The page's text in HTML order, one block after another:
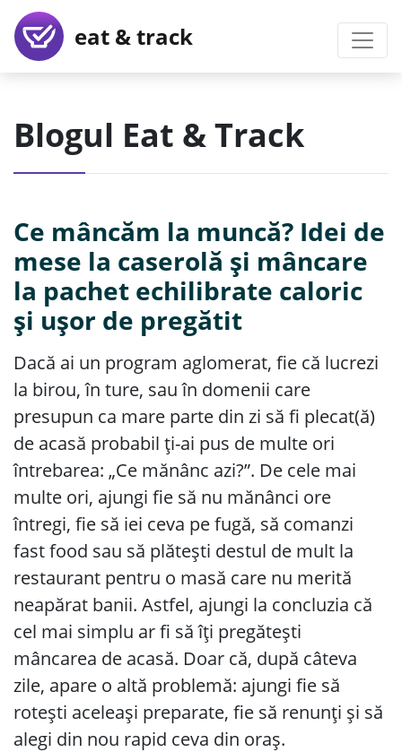
eat & track
Blogul Eat & Track
Ce mâncăm la muncă? Idei de
mese la caserolă și mâncare
la pachet echilibrate caloric
și ușor de pregătit
Dacă ai un program aglomerat, fie că lucrezi
la birou, în ture, sau în domenii care
presupun ca mare parte din zi să fi plecat(ă)
de acasă probabil ți-ai pus de multe ori
întrebarea: „Ce mănânc azi?”. De cele mai
multe ori, ajungi fie să nu mănânci ore
întregi, fie să iei ceva pe fugă, să comanzi
fast food sau să plătești destul de mult la
restaurant pentru o masă care nu merită
neapărat banii. Astfel, ajungi la concluzia că
cel mai simplu ar fi să îți pregătești
mâncarea de acasă. Doar că, după câteva
zile, apare o altă problemă: ajungi fie să
rotești aceleași preparate, fie să renunți și să
alegi din nou rapid ceva din oraș.